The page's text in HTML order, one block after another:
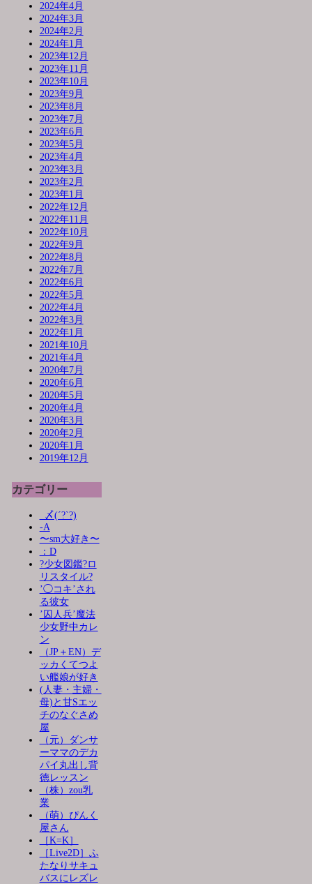
2024年4月
2024年3月
2024年2月
2024年1月
2023年12月
2023年11月
2023年10月
2023年9月
2023年8月
2023年7月
2023年6月
2023年5月
2023年4月
2023年3月
2023年2月
2023年1月
2022年12月
2022年11月
2022年10月
2022年9月
2022年8月
2022年7月
2022年6月
2022年5月
2022年4月
2022年3月
2022年1月
2021年10月
2021年4月
2020年7月
2020年6月
2020年5月
2020年4月
2020年3月
2020年2月
2020年1月
2019年12月
カテゴリー
_〆(´?`?)
-A
〜sm大好き〜
：D
?少女図鑑?ロ
リスタイル?
’◯コキ’され
る彼女
’囚人兵’魔法
少女野中カレ
ン
（JP＋EN）デ
ッカくてつよ
い艦娘が好き
(人妻・主婦・
母)と甘Sエッ
チのなぐさめ
屋
（元）ダンサ
ーママのデカ
パイ丸出し背
徳レッスン
（株）zou乳
業
（萌）ぴんく
屋さん
［K=K］
［Live2D］ふ
たなりサキュ
バスにレズレ